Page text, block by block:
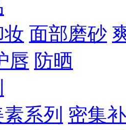
面部磨砂
唇 防晒
系列 密集